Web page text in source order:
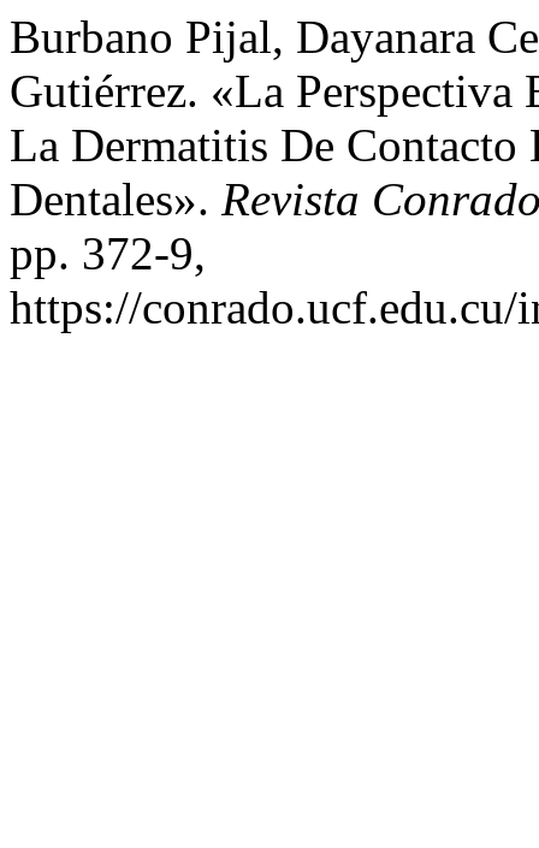
Burbano Pijal, Dayanara
Gutiérrez. «La
La Dermatitis De
Dentales». Revista
pp. 372-9,
https://